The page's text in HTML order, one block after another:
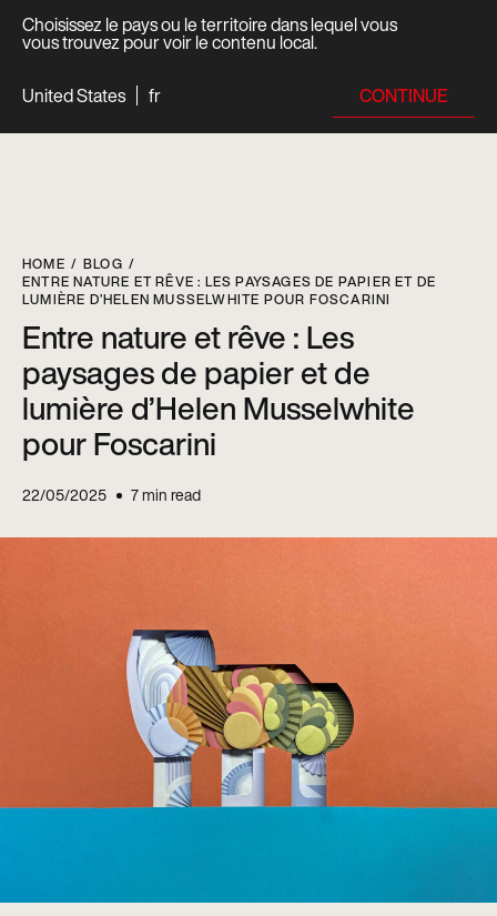
Choisissez le pays ou le territoire dans lequel vous
vous trouvez pour voir le contenu local.
United States
fr CONTINUE
HOME
BLOG
ENTRE NATURE ET RÊVE : LES PAYSAGES DE PAPIER ET DE
LUMIÈRE D’HELEN MUSSELWHITE POUR FOSCARINI
Entre nature et rêve : Les
paysages de papier et de
lumière d’Helen Musselwhite
pour Foscarini
22/05/2025 7min read